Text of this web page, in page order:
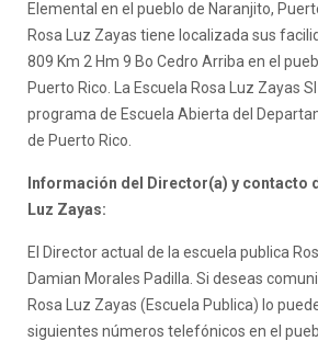
Elemental en el pueblo de Naranjito,
Rosa Luz Zayas tiene localizada sus
809 Km 2 Hm 9 Bo Cedro Arriba en el
Puerto Rico. La Escuela Rosa Luz Zayas
programa de Escuela Abierta del
de Puerto Rico.
Información del Director(a) y contacto
Luz Zayas:
El Director actual de la escuela publica
Damian Morales Padilla. Si deseas
Rosa Luz Zayas (Escuela Publica) lo
siguientes números telefónicos en el